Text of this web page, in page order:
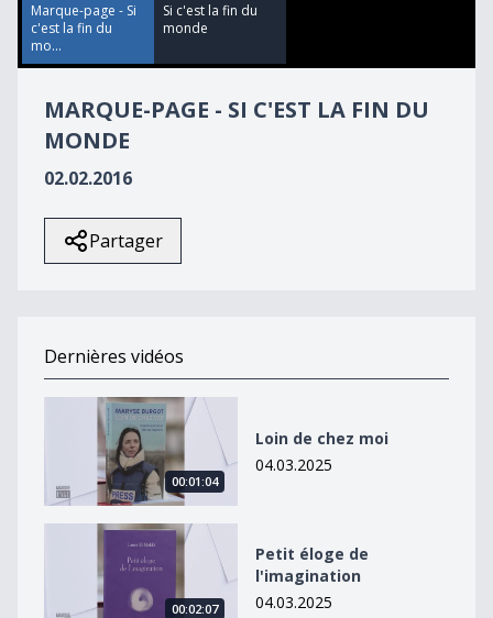
42
seconds
Marque-page - Si
c'est la fin du
mo...
Si c'est la fin du
monde
MARQUE-PAGE - SI C'EST LA FIN DU
MONDE
02.02.2016
Partager
Dernières vidéos
Loin de chez moi
00:01:04
Loin de chez moi
04.03.2025
Petit éloge de l&#039;imagination
00:02:07
Petit éloge de
l'imagination
04.03.2025